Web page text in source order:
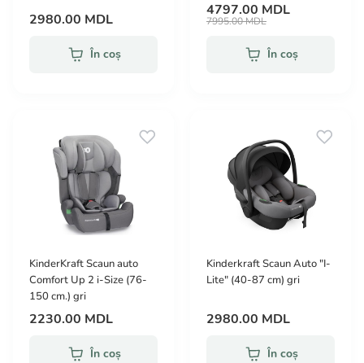
2980.00 MDL
În coș
4797.00 MDL
7995.00 MDL
În coș
KinderKraft Scaun auto
Comfort Up 2 i-Size (76-
150 cm.) gri
2230.00 MDL
În coș
Kinderkraft Scaun Auto "I-
Lite" (40-87 cm) gri
2980.00 MDL
În coș